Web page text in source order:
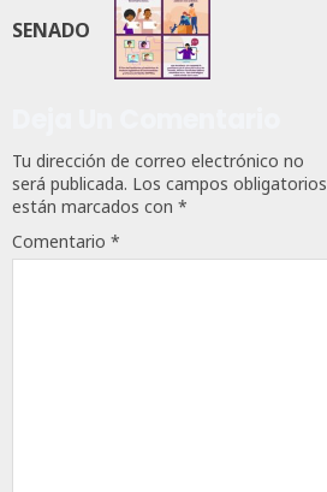
SENADO
Tu dirección de correo electrónico no
será publicada. Los campos obligatorios
están marcados con *
Comentario *